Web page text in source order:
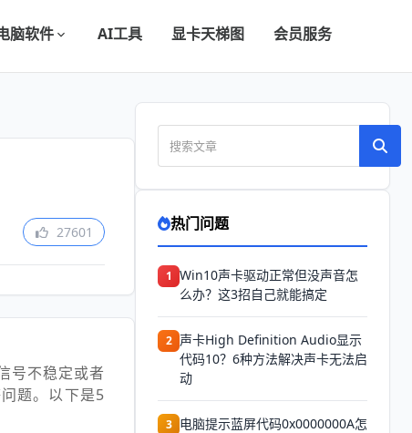
脑软件 AI工具 显卡天梯图 会员服务
27601
号不稳定或者
题。以下是5
热门问题
1 Win10声卡驱动正常但没声音怎
么办？这3招自己就能搞定
2 声卡High Definition Audio显示
代码10？6种方法解决声卡无法启
动
3 电脑提示蓝屏代码0x0000000A怎